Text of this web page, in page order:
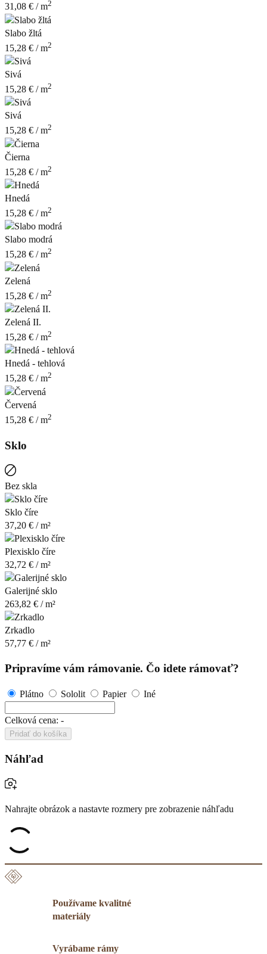
31,08 € / m2
Slabo žltá
15,28 € / m2
Sivá
15,28 € / m2
Sivá
15,28 € / m2
Čierna
15,28 € / m2
Hnedá
15,28 € / m2
Slabo modrá
15,28 € / m2
Zelená
15,28 € / m2
Zelená II.
15,28 € / m2
Hnedá - tehlová
15,28 € / m2
Červená
15,28 € / m2
Sklo
Bez skla
Sklo číre
37,20 € / m²
Plexisklo číre
32,72 € / m²
Galerijné sklo
263,82 € / m²
Zrkadlo
57,77 € / m²
Pripravíme vám rámovanie. Čo idete rámovať?
Plátno Sololit Papier Iné
Celková cena: -
Pridať do košíka
Náhľad
Nahrajte obrázok a nastavte rozmery pre zobrazenie náhľadu
Používame kvalitné
materiály
Vyrábame rámy